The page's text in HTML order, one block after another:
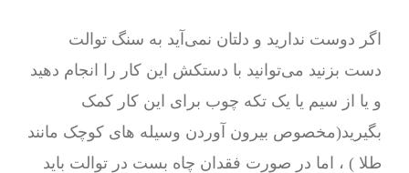
اگر دوست ندارید و دلتان نمی‌آید به سنگ توالت
دست بزنید می‌توانید با دستکش این کار را انجام دهید
و یا از سیم یا یک تکه چوب برای این کار کمک
بگیرید(مخصوص بیرون آوردن وسیله های کوچک مانند
طلا ) ، اما در صورت فقدان چاه بست در توالت باید